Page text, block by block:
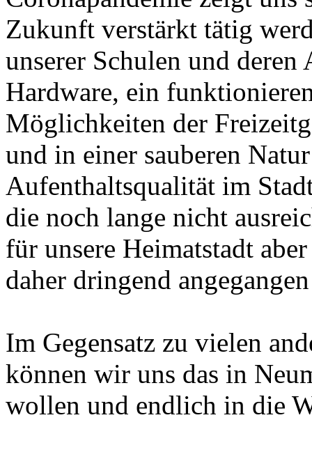
Zukunft verstärkt tätig
unserer Schulen und deren
Hardware, ein
Möglichkeiten der
und in einer sauberen
Aufenthaltsqualität im
die noch lange nicht
für unsere Heimatstadt
daher dringend
Im Gegensatz zu vielen
können wir uns das in
wollen und endlich in die